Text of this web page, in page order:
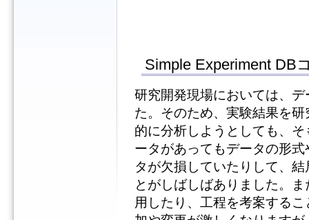
Simple Experiment DB
研究開発現場においては、
た。そのため、実験結果を
的に分析しようとしても、
ータがあってもデータの形
タが欠損していたりして、
とがしばしばありました。
用したり、工程を考案する